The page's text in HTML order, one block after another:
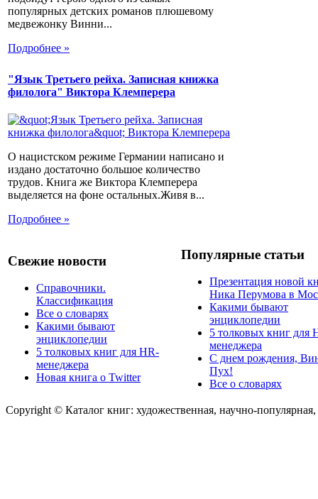
популярных детских романов плюшевому
медвежонку Винни...
Подробнее »
"Язык Третьего рейха. Записная книжка
филолога" Виктора Клемперера
О нацистском режиме Германии написано и
издано достаточно большое количество
трудов. Книга же Виктора Клемперера
выделяется на фоне остальных.Живя в...
Подробнее »
Свежие новости
Справочники.
Классификация
Все о словарях
Какими бывают
энциклопедии
5 толковых книг для HR-
менеджера
Новая книга о Twitter
Популярные статьи
Презентация новой
Ника Перумова в
Какими бывают
энциклопедии
5 толковых книг для
менеджера
С днем рождения,
Пух!
Все о словарях
Copyright © Каталог книг: художественная, научно-